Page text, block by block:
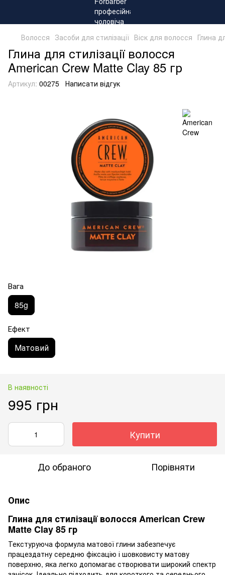
Волосся Засоби для стилізації Віск для волосся Глина
Глина для стилізації волосся
American Crew Matte Clay 85 гр
Артикул: 00275 Написати відгук
Вага
85g
Ефект
Матовий
В наявності
995 грн
Купити
До обраного Порівняти
Опис
Глина для стилізації волосся American Crew
Matte Clay 85 гр
Текстуруюча формула матової глини забезпечує
працездатну середню фіксацію і шовковисту матову
поверхню, яка легко допомагає створювати широкий спектр